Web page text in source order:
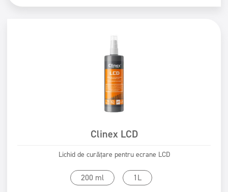
Clinex LCD
Lichid de curățare pentru ecrane LCD
200 ml 1L